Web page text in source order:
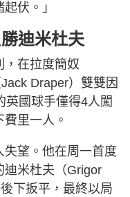
伏。」
迪米杜夫
，在拉度簡奴
Draper）雙雙因
英國球手僅得4人闖
里一人。
望。他在周一首度
迪米杜夫（Grigor
下扳平，最終以局